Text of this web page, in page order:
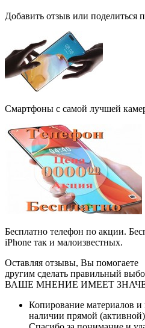
Добавить отзыв или поделиться
Смартфоны с самой лучшей
Бесплатно телефон по акции.
iPhone так и малоизвестных.
Оставляя отзывы, Вы помогаете
другим сделать правильный
ВАШЕ МНЕНИЕ ИМЕЕТ
Копирование материалов и
наличии прямой